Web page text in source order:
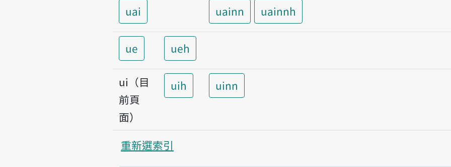
uai uainn uainnh
ue ueh
ui（目
前頁
面）
uih uinn
重新選索引